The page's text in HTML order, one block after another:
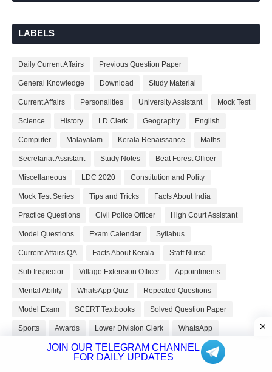
LABELS
Daily Current Affairs Previous Question Paper
General Knowledge Download Study Material
Current Affairs Personalities University Assistant Mock Test
Science History LD Clerk Geography English
Computer Malayalam Kerala Renaissance Maths
Secretariat Assistant Study Notes Beat Forest Officer
Miscellaneous LDC 2020 Constitution and Polity
Mock Test Series Tips and Tricks Facts About India
Practice Questions Civil Police Officer High Court Assistant
Model Questions Exam Calendar Syllabus
Current Affairs QA Facts About Kerala Staff Nurse
Sub Inspector Village Extension Officer Appointments
Mental Ability WhatsApp Quiz Repeated Questions
Model Exam SCERT Textbooks Solved Question Paper
Sports Awards Lower Division Clerk WhatsApp
JOIN OUR TELEGRAM CHANNEL
FOR DAILY UPDATES